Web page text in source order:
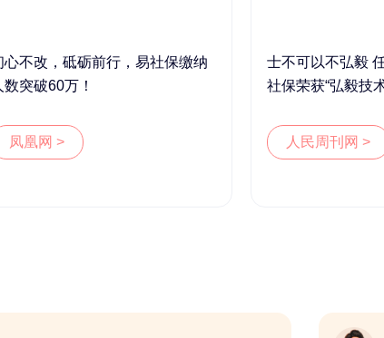
心不改，砥砺前行，易社保缴纳
数突破60万！
凤凰网 >
士不可以不弘毅
社保荣获“弘毅技
人民周刊网 >